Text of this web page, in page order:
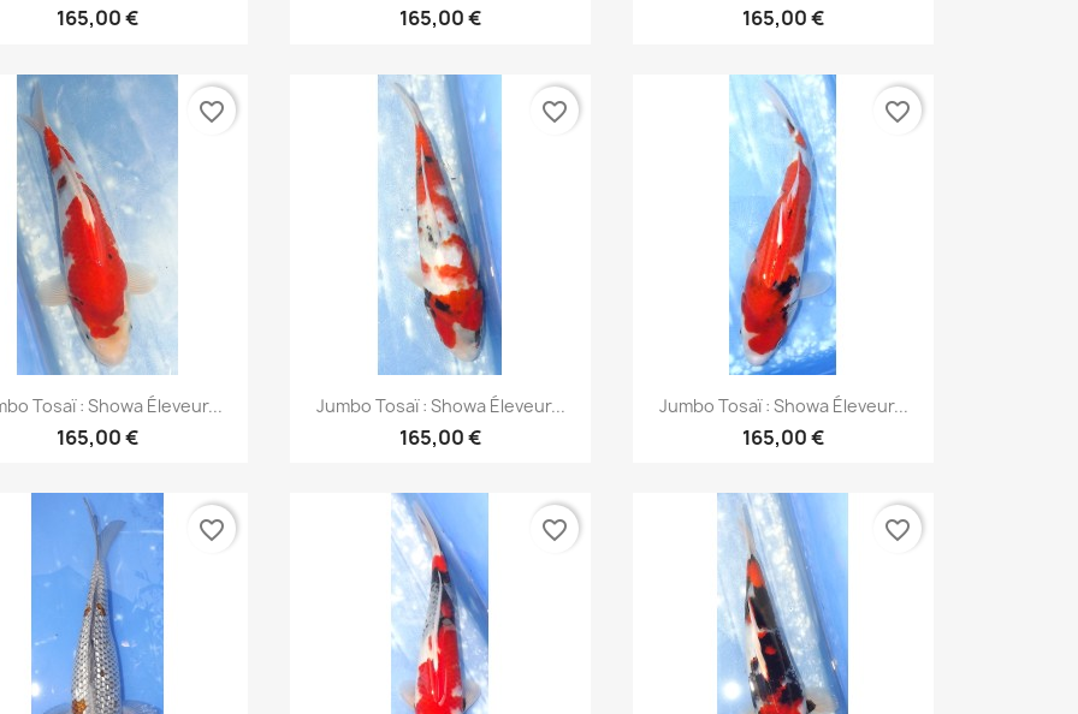
165,00 € 165,00 € 165,00 €
Aperçu rapide
Tosaï : Showa Éleveur...
165,00 €
favorite_border
Aperçu rapide
Jumbo Tosaï : Showa Éleveur...
165,00 €
favorite_border
Aperçu rapide
Jumbo Tosaï : Showa Éleveur...
165,00 €
favorite_border
favorite_border favorite_border favorite_border